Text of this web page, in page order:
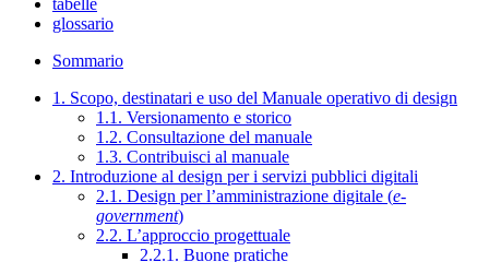
tabelle
glossario
Sommario
1. Scopo, destinatari e uso del Manuale operativo di design
1.1. Versionamento e storico
1.2. Consultazione del manuale
1.3. Contribuisci al manuale
2. Introduzione al design per i servizi pubblici digitali
2.1. Design per l’amministrazione digitale (e-
government)
2.2. L’approccio progettuale
2.2.1. Buone pratiche